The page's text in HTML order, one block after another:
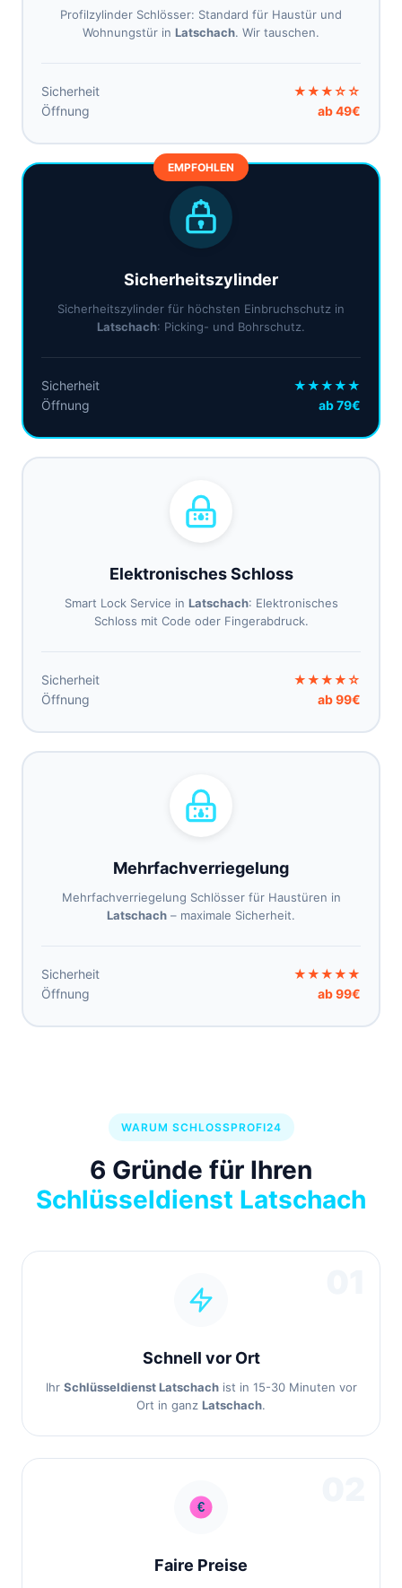
Profilzylinder Schlösser: Standard für Haustür und
Wohnungstür in Latschach. Wir tauschen.
Sicherheit
★★★☆☆
Öffnung
ab 49€
EMPFOHLEN
Sicherheitszylinder
Sicherheitszylinder für höchsten Einbruchschutz in
Latschach: Picking- und Bohrschutz.
Sicherheit
★★★★★
Öffnung
ab 79€
Elektronisches Schloss
Smart Lock Service in Latschach: Elektronisches
Schloss mit Code oder Fingerabdruck.
Sicherheit
★★★★☆
Öffnung
ab 99€
Mehrfachverriegelung
Mehrfachverriegelung Schlösser für Haustüren in
Latschach – maximale Sicherheit.
Sicherheit
★★★★★
Öffnung
ab 99€
WARUM SCHLOSSPROFI24
6 Gründe für Ihren
Schlüsseldienst Latschach
Schnell vor Ort
Ihr Schlüsseldienst Latschachist in 15-30 Minuten vor
Ort in ganz Latschach.
Faire Preise